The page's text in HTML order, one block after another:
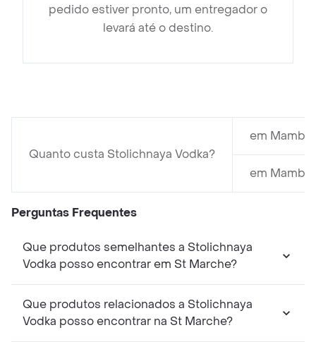
pedido estiver pronto, um entregador o
levará até o destino.
Quanto custa Stolichnaya Vodka?
em Mambo
em Mambo
Perguntas Frequentes
Que produtos semelhantes a Stolichnaya
Vodka posso encontrar em St Marche?
Que produtos relacionados a Stolichnaya
Vodka posso encontrar na St Marche?